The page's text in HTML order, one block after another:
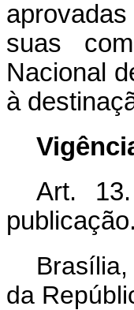
suas
Nacional
à
Art.
publicação.
da